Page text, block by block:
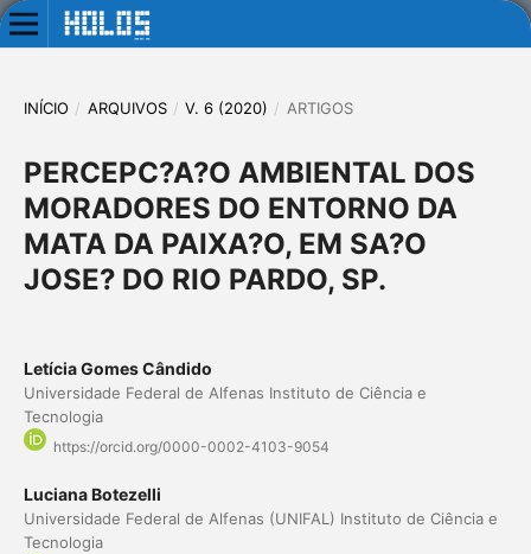
INÍCIO / ARQUIVOS / V. 6 (2020) / ARTIGOS
PERCEPC?A?O AMBIENTAL DOS
MORADORES DO ENTORNO DA
MATA DA PAIXA?O, EM SA?O
JOSE? DO RIO PARDO, SP.
Letícia Gomes Cândido
Universidade Federal de Alfenas Instituto de Ciência e
Tecnologia
https://orcid.org/0000-0002-4103-9054
Luciana Botezelli
Universidade Federal de Alfenas (UNIFAL) Instituto de Ciência e
Tecnologia